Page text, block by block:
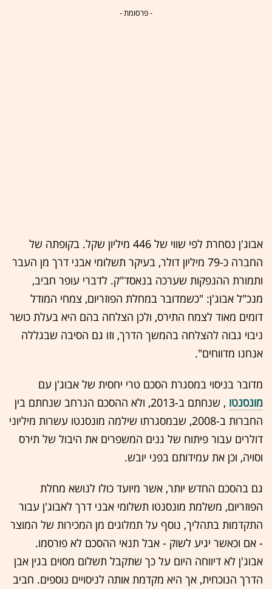
- פרסומת -
אבוג'ן נסחרת לפי שווי של 446 מיליון שקל. בקופתה של
החברה כ-79 מיליון דולר, בעיקר תשלומי אבני דרך מן העבר
ותמורת ההנפקות שערכה בנאסד"ק. לדברי עופר חביב,
מנכ"ל אבוג'ן: "כשמדובר במחלת הפוזריום, צמחי המודל
דומים מאוד לצמח התירס, ולכן הצלחה בהם היא בעלת כושר
ניבוי גבוה להצלחה בהמשך הדרך, וזו גם הסיבה שבגללה
אנחנו מדווחים".
מדובר בניסוי במסגרת הסכם טרי יחסית של אבוג'ן עם
מונסנטו
, שנחתם ב-2013, ולא ההסכם הנרחב שנחתם בין
החברות ב-2008, שבמסגרתו שילמה מונסנטו עשרות מיליוני
דולרים עבור פיתוח של גנים המשפרים את היבול של תירס
וסויה, וכן את עמידותם בפני יובש.
גם בהסכם החדש יותר, אשר מיועד כולו לנושא מחלת
הפוזריום, משלמת מונסנטו תשלומי אבני דרך לאבוג'ן עבור
התקדמות בתהליך, נוסף על תמלוגים מן המכירות של המוצר
- אם וכאשר יגיע לשוק - אבל תנאי ההסכם לא פורסמו.
אבוג'ן לא דיווחה היום על כך שתקבל תשלום מסוים בגין אבן
הדרך הנוכחית, אך היא מקדמת אותה לניסויים נוספים. חביב